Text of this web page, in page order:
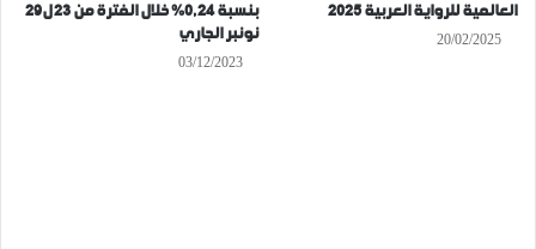
العالمية للرواية العربية 2025
20/02/2025
بنسبة 0,24% خلال الفترة من 23 ل29
نونبر الجاري
03/12/2023